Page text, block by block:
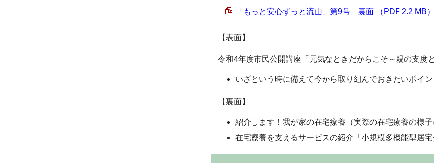
「もっと安心ずっと流山」第9号 裏面 （PDF 2.2 MB）
【表面】
令和4年度市民公開講座「元気なときだからこそ～親の支度
いざという時に備えて今から取り組んでおきたいポイン
【裏面】
紹介します！我が家の在宅療養（実際の在宅療養の様
在宅療養を支えるサービスの紹介「小規模多機能型居